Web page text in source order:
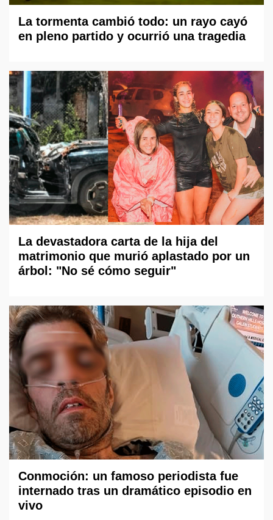
La tormenta cambió todo: un rayo cayó
en pleno partido y ocurrió una tragedia
La devastadora carta de la hija del
matrimonio que murió aplastado por un
árbol: "No sé cómo seguir"
Conmoción: un famoso periodista fue
internado tras un dramático episodio en
vivo